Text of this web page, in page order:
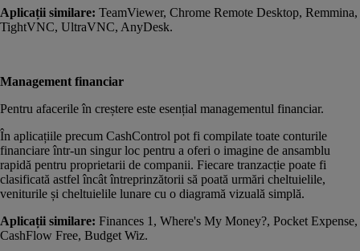
Aplicații similare: TeamViewer, Chrome Remote Desktop, Remmina,
TightVNC, UltraVNC, AnyDesk.
Management financiar
Pentru afacerile în creștere este esențial managementul financiar.
În aplicațiile precum CashControl pot fi compilate toate conturile
financiare într-un singur loc pentru a oferi o imagine de ansamblu
rapidă pentru proprietarii de companii. Fiecare tranzacție poate fi
clasificată astfel încât întreprinzătorii să poată urmări cheltuielile,
veniturile și cheltuielile lunare cu o diagramă vizuală simplă.
Aplicații similare: Finances 1, Where's My Money?, Pocket Expense,
CashFlow Free, Budget Wiz.